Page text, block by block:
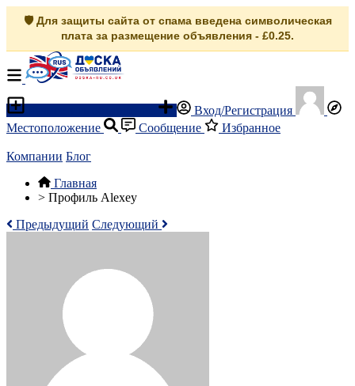
🛡️ Для защиты сайта от спама введена символическая
плата за размещение объявления - £0.25.
Вход/Регистрация
Местоположение
Сообщение Избранное
Компании Блог
Главная
> Профиль Alexey
Предыдущий Следующий